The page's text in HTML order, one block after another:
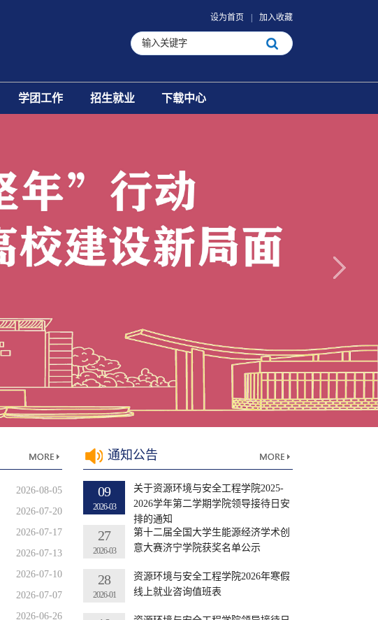
设为首页 加入收藏
学团工作 招生就业 下载中心
2026-08-05
2026-07-20
2026-07-17
2026-07-13
2026-07-10
2026-07-07
2026-06-26
通知公告
09
2026-03
关于资源环境与安全工程学院2025-
2026学年第二学期学院领导接待日安
排的通知
27
2026-03
第十二届全国大学生能源经济学术创
意大赛济宁学院获奖名单公示
28
2026-01
资源环境与安全工程学院2026年寒假
线上就业咨询值班表